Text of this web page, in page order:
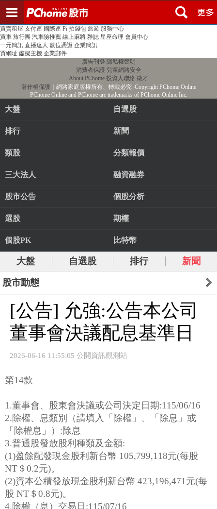
PChome首頁 線上購物 24h購物 書店
買賣租屋 支付連 國際連 Pi 拍錢包 旅遊 服務中心
買車 旅行團 汽車險推薦 線上麻將 雜誌 星座命理 會員中心
一元簡訊 直播達人 數位憑證 企業簡訊
買網址 虛擬主機 企業郵件
廣告刊登 隱私權聲明
消費者保護 兒童網路安全
About PChome 投資人聯絡 徵才
著作權保護 ｜網路家庭版權所有、轉載必究‧Copyright PChome Online
PChome Online and PChome are trademarks of PChome Online Inc.
大盤 自選股
排行 新聞
類股 分類報價
三大法人 融資融券
股市公告 個股分析
選股 期權
個股PK 比特幣
大盤 自選股 排行 新聞
股市動態
[公告] 允強:公告本公司
董事會決議配息基準日
2026-06-16 11:55:05 公開資訊觀測站
第14款
1.董事會、股東會決議或公司決定日期:115/06/16
2.除權、息類別（請填入「除權」、「除息」或
「除權息」）:除息
3.普通股發放股利種類及金額:
(1)盈餘配發現金股利新台幣 105,799,118元(每股
NT＄0.2元)。
(2)資本公積發放現金股利新台幣 423,196,471元(每
股 NT＄0.8元)。
4.除權（息）交易日:115/07/16